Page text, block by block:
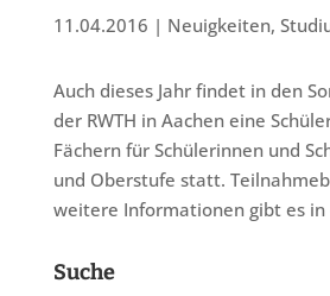
11.04.2016 | Neuigkeiten,
Auch dieses Jahr findet in den
der RWTH in Aachen eine
Fächern für Schülerinnen und
und Oberstufe statt.
weitere Informationen gibt es in
Suche